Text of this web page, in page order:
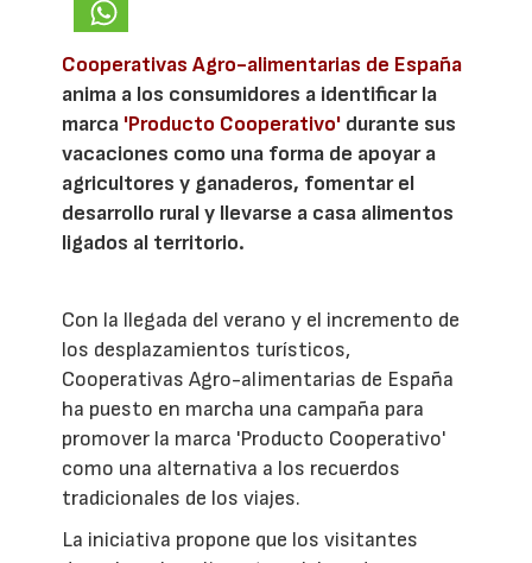
Cooperativas Agro-alimentarias de España
anima a los consumidores a identificar la
marca 'Producto Cooperativo' durante sus
vacaciones como una forma de apoyar a
agricultores y ganaderos, fomentar el
desarrollo rural y llevarse a casa alimentos
ligados al territorio.
Con la llegada del verano y el incremento de
los desplazamientos turísticos,
Cooperativas Agro-alimentarias de España
ha puesto en marcha una campaña para
promover la marca 'Producto Cooperativo'
como una alternativa a los recuerdos
tradicionales de los viajes.
La iniciativa propone que los visitantes